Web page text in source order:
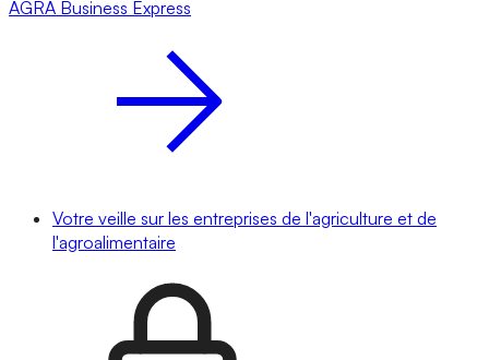
AGRA Business Express
Votre veille sur les entreprises de l'agriculture et de
l'agroalimentaire